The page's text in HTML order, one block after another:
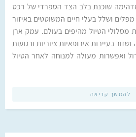
שוכנת בלב הצד הספרדי של רכס
ושלל בעלי חיים המשוטטים באיזור
מסלולי הטיול מהיפים בעולם. עמק ארן
בעיירות אירופאיות ציוריות ורגועות
ואפשרות מעולה למנוחה לאחר הטיול
להמשך קריאה